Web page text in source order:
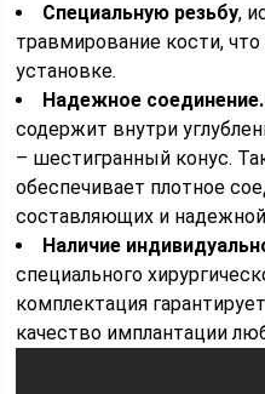
Специальную резьбу,
травмирование кости,
установке.
Надежное соединение.
содержит внутри
– шестигранный конус.
обеспечивает плотное
составляющих и
Наличие
специального
комплектация
качество имплантации